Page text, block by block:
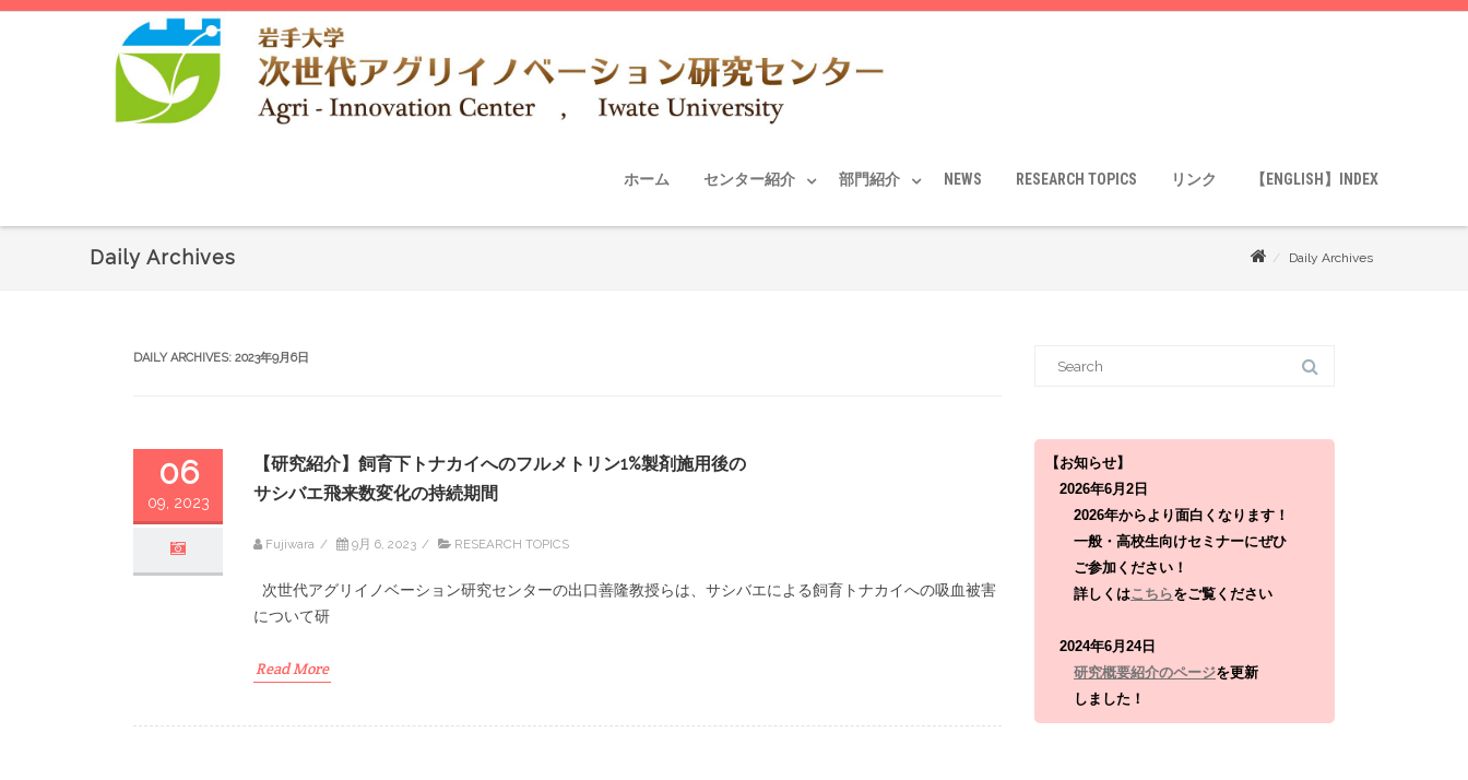
ホーム センター紹介 部門紹介 NEWS RESEARCH TOPICS リンク 【ENGLISH】INDEX
Daily Archives Daily Archives
DAILY ARCHIVES: 2023年9月6日
06
09, 2023
【研究紹介】飼育下トナカイへのフルメトリン1%製剤施用後の
サシバエ飛来数変化の持続期間
Fujiwara / 9月 6, 2023 / RESEARCH TOPICS
次世代アグリイノベーション研究センターの出口善隆教授らは、サシバエによる飼育トナカイへの吸血被害
について研
Read More
f
【お知らせ】
2026年6月2日
2026年からより面白くなります！
一般・高校生向けセミナーにぜひ
ご参加ください！
詳しくはこちらをご覧ください
2024年6月24日
研究概要紹介のページを更新
しました！